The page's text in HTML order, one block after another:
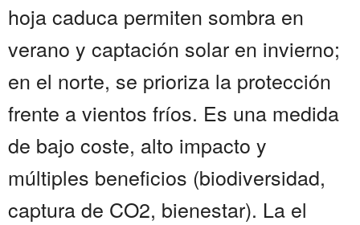
hoja caduca permiten sombra en
verano y captación solar en invierno;
en el norte, se prioriza la protección
frente a vientos fríos. Es una medida
de bajo coste, alto impacto y
múltiples beneficios (biodiversidad,
captura de CO2, bienestar). La el